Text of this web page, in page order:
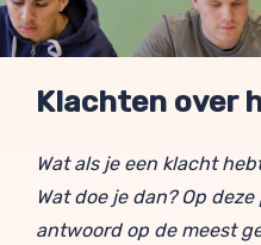
Klachten over
Wat als je een klacht
Wat doe je dan? Op
antwoord op de meest